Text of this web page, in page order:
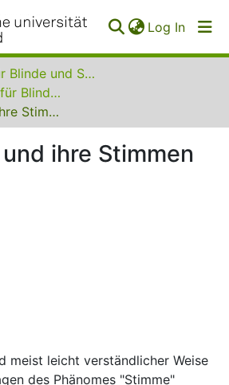
Log In
Service für Blinde und Sehbehinderte der UB Dortmund
Digitale Bücher für Blinde und Sehbehinderte
Menschen und ihre Stimmen
ihre Stimmen
meist leicht verständlicher Weise
des Phänomes "Stimme"